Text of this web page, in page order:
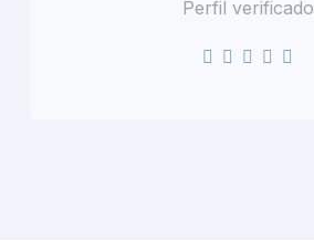
Perfil verificado